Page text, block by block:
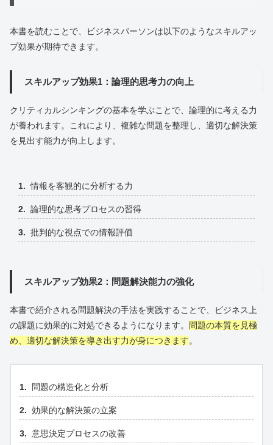
本書を読むことで、ビジネスパーソンは以下のようなスキルアッ
プ効果が期待できます。
スキルアップ効果1：論理的思考力の向上
クリティカルシンキングの基本を学ぶことで、論理的に考える力
が養われます。これにより、複雑な問題を整理し、適切な解決策
を見出す能力が向上します。
情報を客観的に分析する力
論理的な思考プロセスの習得
批判的な視点での情報評価
スキルアップ効果2：問題解決能力の強化
本書で紹介される問題解決の手法を実践することで、ビジネス上
の課題に効果的に対処できるようになります。
問題の本質を見極
め、適切な解決策を導き出す力が身につきます。
問題の構造化と分析
効果的な解決策の立案
意思決定プロセスの改善